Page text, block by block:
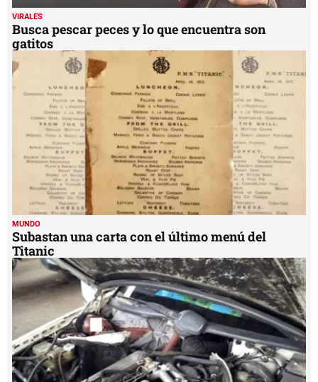
VIRALES
Busca pescar peces y lo que encuentra son
gatitos
MUNDO
Subastan una carta con el último menú del
Titanic